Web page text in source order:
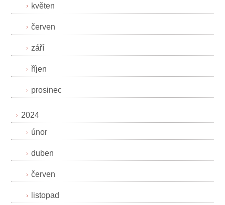
květen
červen
září
říjen
prosinec
2024
únor
duben
červen
listopad